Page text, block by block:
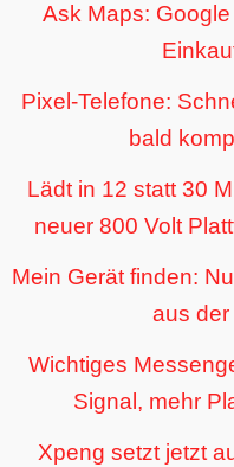
Ask Maps:
Pixel-Telefone:
bald
Lädt in 12 statt 30
neuer 800 Volt
Mein Gerät finden:
aus der
Wichtiges
Signal, mehr
Xpeng setzt jetzt